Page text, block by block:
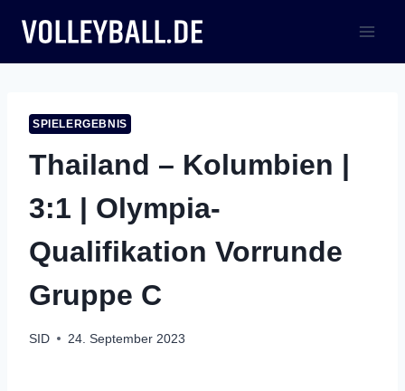
Inhalt
springen
SPIELERGEBNIS
Thailand – Kolumbien |
3:1 | Olympia-
Qualifikation Vorrunde
Gruppe C
SID 24. September 2023